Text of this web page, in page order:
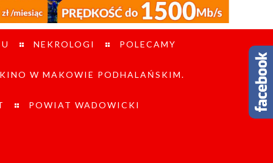
NEKROLOGI POLECAMY
KINO W MAKOWIE PODHALAŃSKIM.
POWIAT WADOWICKI